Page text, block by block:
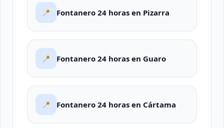
📍 Fontanero 24 horas en Pizarra
📍 Fontanero 24 horas en Guaro
📍 Fontanero 24 horas en Cártama